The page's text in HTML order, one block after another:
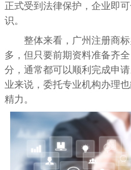
正式受到法律保护，企业即
识。
整体来看，广州注册商
多，但只要前期资料准备齐
分，通常都可以顺利完成申
业来说，委托专业机构办理
精力。